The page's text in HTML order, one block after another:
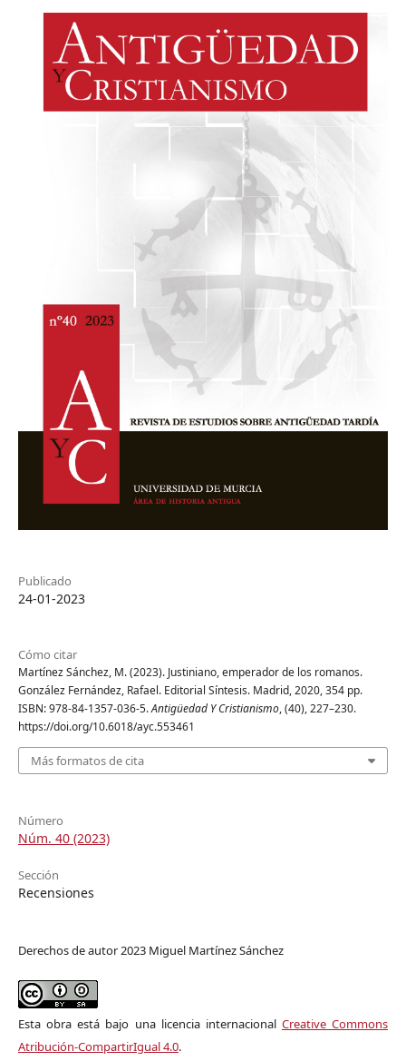
Publicado
24-01-2023
Cómo citar
Martínez Sánchez, M. (2023). Justiniano, emperador de los romanos.
González Fernández, Rafael. Editorial Síntesis. Madrid, 2020, 354 pp.
ISBN: 978-84-1357-036-5.Antigüedad Y Cristianismo, (40), 227–230.
https://doi.org/10.6018/ayc.553461
Más formatos de cita
Número
Núm. 40 (2023)
Sección
Recensiones
Derechos de autor 2023 Miguel Martínez Sánchez
Esta obra está bajo una licencia internacional Creative Commons
Atribución-CompartirIgual 4.0.